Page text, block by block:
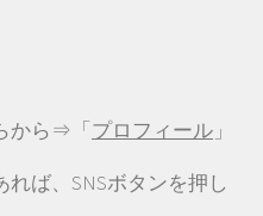
から⇒「プロフィール 」
れば、SNSボタンを押し